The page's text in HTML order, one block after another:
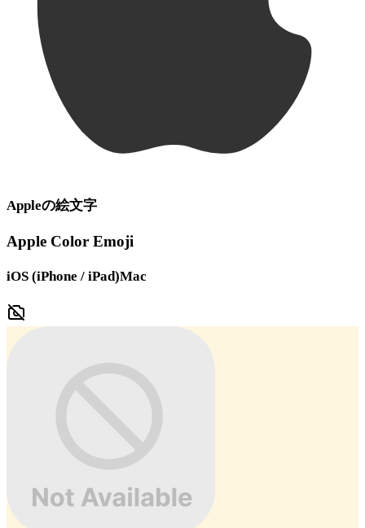
Appleの絵文字
Apple Color Emoji
iOS (iPhone / iPad)Mac